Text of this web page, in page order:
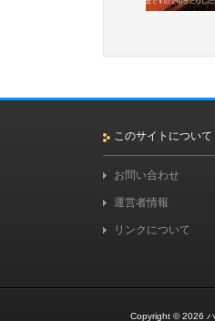
このサイトについて
お問い合わせ
運営者情報
リンクについて
Copyright © 2026